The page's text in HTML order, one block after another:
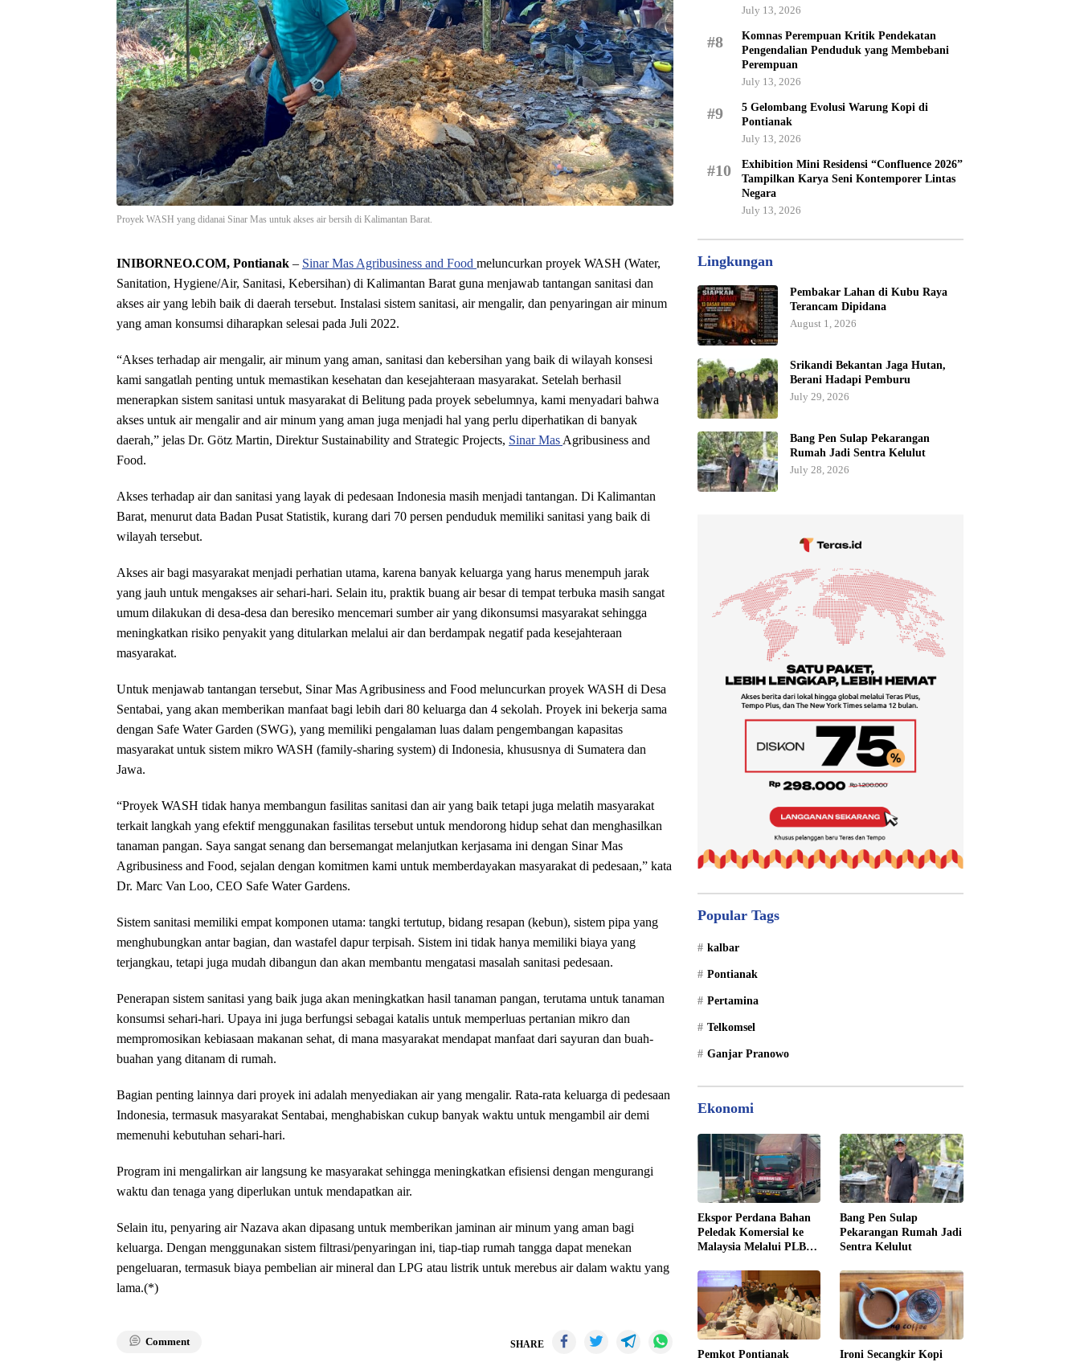
Proyek WASH yang didanai Sinar Mas untuk akses air bersih di Kalimantan Barat.
INIBORNEO.COM, Pontianak – Sinar Mas Agribusiness and Food meluncurkan proyek WASH (Water,
Sanitation, Hygiene/Air, Sanitasi, Kebersihan) di Kalimantan Barat guna menjawab tantangan sanitasi dan
akses air yang lebih baik di daerah tersebut. Instalasi sistem sanitasi, air mengalir, dan penyaringan air minum
yang aman konsumsi diharapkan selesai pada Juli 2022.
“Akses terhadap air mengalir, air minum yang aman, sanitasi dan kebersihan yang baik di wilayah konsesi
kami sangatlah penting untuk memastikan kesehatan dan kesejahteraan masyarakat. Setelah berhasil
menerapkan sistem sanitasi untuk masyarakat di Belitung pada proyek sebelumnya, kami menyadari bahwa
akses untuk air mengalir and air minum yang aman juga menjadi hal yang perlu diperhatikan di banyak
daerah,” jelas Dr. Götz Martin, Direktur Sustainability and Strategic Projects, Sinar Mas Agribusiness and
Food.
Akses terhadap air dan sanitasi yang layak di pedesaan Indonesia masih menjadi tantangan. Di Kalimantan
Barat, menurut data Badan Pusat Statistik, kurang dari 70 persen penduduk memiliki sanitasi yang baik di
wilayah tersebut.
Akses air bagi masyarakat menjadi perhatian utama, karena banyak keluarga yang harus menempuh jarak
yang jauh untuk mengakses air sehari-hari. Selain itu, praktik buang air besar di tempat terbuka masih sangat
umum dilakukan di desa-desa dan beresiko mencemari sumber air yang dikonsumsi masyarakat sehingga
meningkatkan risiko penyakit yang ditularkan melalui air dan berdampak negatif pada kesejahteraan
masyarakat.
Untuk menjawab tantangan tersebut, Sinar Mas Agribusiness and Food meluncurkan proyek WASH di Desa
Sentabai, yang akan memberikan manfaat bagi lebih dari 80 keluarga dan 4 sekolah. Proyek ini bekerja sama
dengan Safe Water Garden (SWG), yang memiliki pengalaman luas dalam pengembangan kapasitas
masyarakat untuk sistem mikro WASH (family-sharing system) di Indonesia, khususnya di Sumatera dan
Jawa.
“Proyek WASH tidak hanya membangun fasilitas sanitasi dan air yang baik tetapi juga melatih masyarakat
terkait langkah yang efektif menggunakan fasilitas tersebut untuk mendorong hidup sehat dan menghasilkan
tanaman pangan. Saya sangat senang dan bersemangat melanjutkan kerjasama ini dengan Sinar Mas
Agribusiness and Food, sejalan dengan komitmen kami untuk memberdayakan masyarakat di pedesaan,” kata
Dr. Marc Van Loo, CEO Safe Water Gardens.
Sistem sanitasi memiliki empat komponen utama: tangki tertutup, bidang resapan (kebun), sistem pipa yang
menghubungkan antar bagian, dan wastafel dapur terpisah. Sistem ini tidak hanya memiliki biaya yang
terjangkau, tetapi juga mudah dibangun dan akan membantu mengatasi masalah sanitasi pedesaan.
Penerapan sistem sanitasi yang baik juga akan meningkatkan hasil tanaman pangan, terutama untuk tanaman
konsumsi sehari-hari. Upaya ini juga berfungsi sebagai katalis untuk memperluas pertanian mikro dan
mempromosikan kebiasaan makanan sehat, di mana masyarakat mendapat manfaat dari sayuran dan buah-
buahan yang ditanam di rumah.
Bagian penting lainnya dari proyek ini adalah menyediakan air yang mengalir. Rata-rata keluarga di pedesaan
Indonesia, termasuk masyarakat Sentabai, menghabiskan cukup banyak waktu untuk mengambil air demi
memenuhi kebutuhan sehari-hari.
Program ini mengalirkan air langsung ke masyarakat sehingga meningkatkan efisiensi dengan mengurangi
waktu dan tenaga yang diperlukan untuk mendapatkan air.
Selain itu, penyaring air Nazava akan dipasang untuk memberikan jaminan air minum yang aman bagi
keluarga. Dengan menggunakan sistem filtrasi/penyaringan ini, tiap-tiap rumah tangga dapat menekan
pengeluaran, termasuk biaya pembelian air mineral dan LPG atau listrik untuk merebus air dalam waktu yang
lama.(*)
Comment SHARE
July 13, 2026
#8
Komnas Perempuan Kritik Pendekatan
Pengendalian Penduduk yang Membebani
Perempuan
July 13, 2026
#9
5 Gelombang Evolusi Warung Kopi di
Pontianak
July 13, 2026
#10
Exhibition Mini Residensi “Confluence 2026”
Tampilkan Karya Seni Kontemporer Lintas
Negara
July 13, 2026
Lingkungan
Pembakar Lahan di Kubu Raya
Terancam Dipidana
August 1, 2026
Srikandi Bekantan Jaga Hutan,
Berani Hadapi Pemburu
July 29, 2026
Bang Pen Sulap Pekarangan
Rumah Jadi Sentra Kelulut
July 28, 2026
Popular Tags
kalbar
Pontianak
Pertamina
Telkomsel
Ganjar Pranowo
Ekonomi
Ekspor Perdana Bahan
Peledak Komersial ke
Malaysia Melalui PLBN
Bang Pen Sulap
Pekarangan Rumah Jadi
Sentra Kelulut
Pemkot Pontianak
Ironi Secangkir Kopi